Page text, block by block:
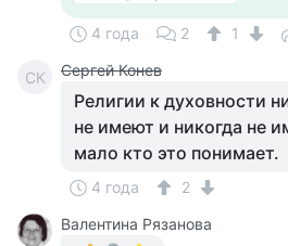
4 года 2 1
СК Сергей Конев
Религии к духовности
не имеют и никогда не
мало кто это понимает.
4 года
2
Валентина Рязанова